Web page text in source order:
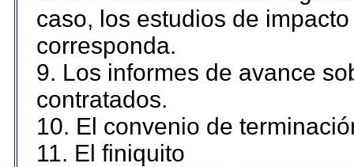
caso, los estudios de
corresponda.
9. Los informes de avance
contratados.
10. El convenio de
11. El finiquito